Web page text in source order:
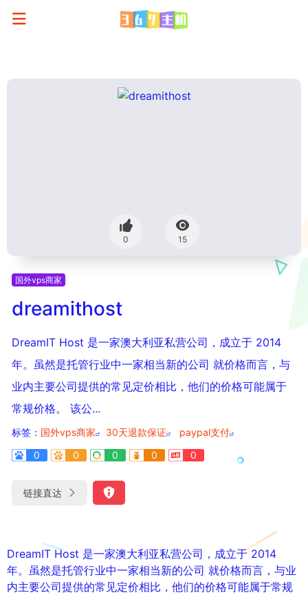
0 15
国外vps商家
dreamithost
DreamIT Host 是一家澳大利亚私营公司，成立于 2014
年。虽然是托管行业中一家相当新的公司 就价格而言，与
业内主要公司提供的常见定价相比，他们的价格可能属于
常规价格。 该公...
标签： 国外vps商家 30天退款保证
paypal支付
0
0 0 0 0
链接直达
DreamIT Host 是一家澳大利亚私营公司，成立于 2014
年。虽然是托管行业中一家相当新的公司 就价格而言，与业
内主要公司提供的常见定价相比，他们的价格可能属于常规